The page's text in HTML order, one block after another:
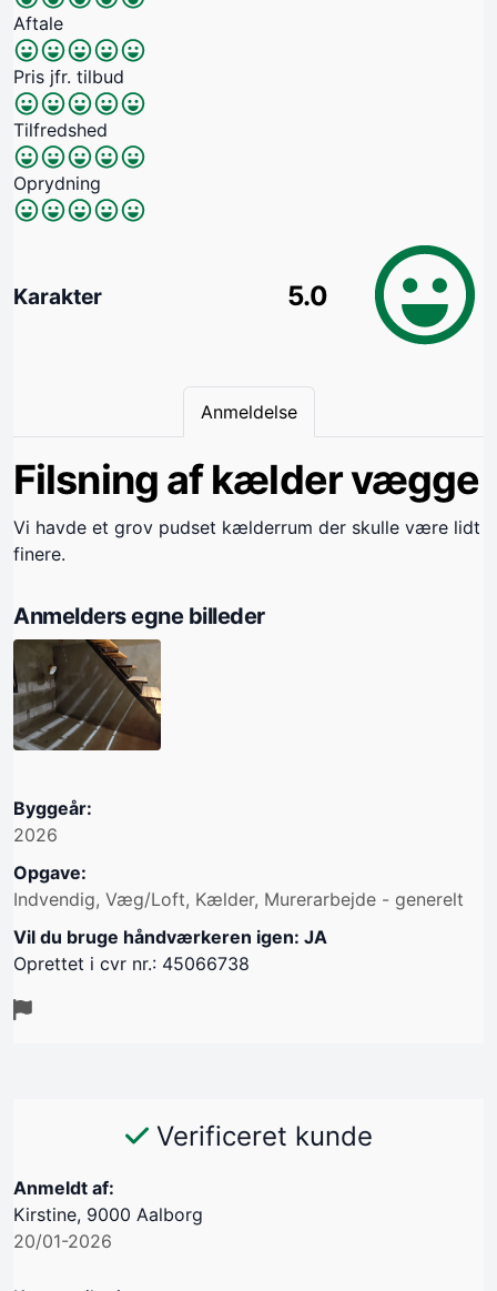
Aftale
Pris jfr. tilbud
Tilfredshed
Oprydning
Karakter 5.0
Anmeldelse
Filsning af kælder vægge
Vi havde et grov pudset kælderrum der skulle være lidt
finere.
Anmelders egne billeder
Byggeår:
2026
Opgave:
Indvendig, Væg/Loft, Kælder, Murerarbejde - generelt
Vil du bruge håndværkeren igen: JA
Oprettet i cvr nr.: 45066738
Verificeret kunde
Anmeldt af:
Kirstine, 9000 Aalborg
20/01-2026